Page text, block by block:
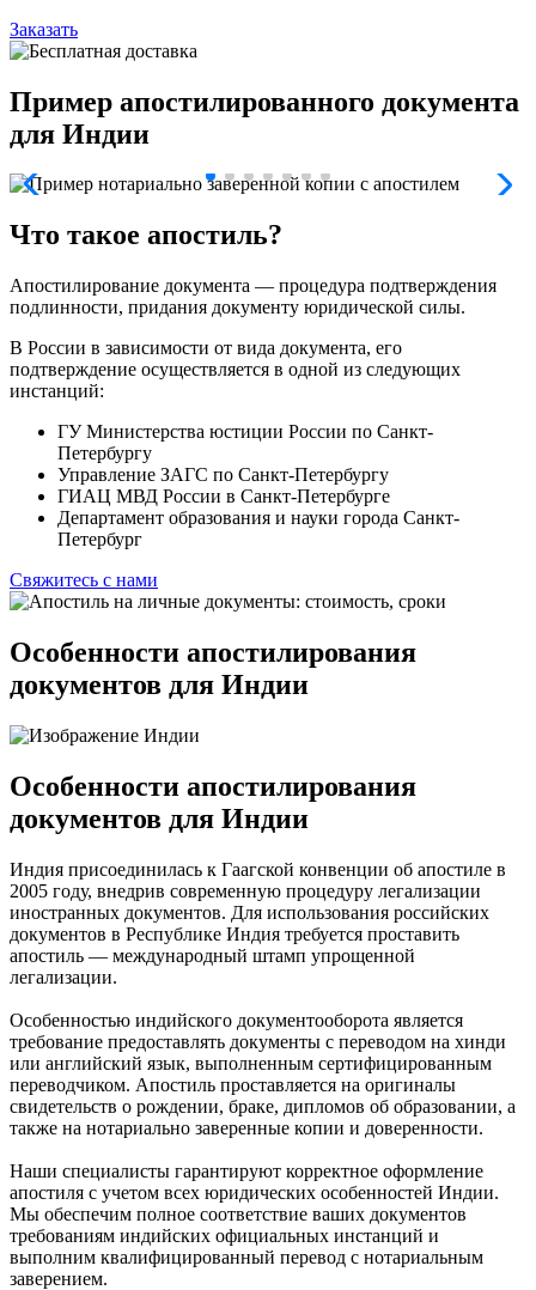
Заказать
Пример апостилированного документа
для Индии
Что такое апостиль?
Апостилирование документа — процедура подтверждения
подлинности, придания документу юридической силы.
В России в зависимости от вида документа, его
подтверждение осуществляется в одной из следующих
инстанций:
ГУ Министерства юстиции России по Санкт-
Петербургу
Управление ЗАГС по Санкт-Петербургу
ГИАЦ МВД России в Санкт-Петербурге
Департамент образования и науки города Санкт-
Петербург
Свяжитесь с нами
Особенности апостилирования
документов для Индии
Особенности апостилирования
документов для Индии
Индия присоединилась к Гаагской конвенции об апостиле в
2005 году, внедрив современную процедуру легализации
иностранных документов. Для использования российских
документов в Республике Индия требуется проставить
апостиль — международный штамп упрощенной
легализации.
Особенностью индийского документооборота является
требование предоставлять документы с переводом на хинди
или английский язык, выполненным сертифицированным
переводчиком. Апостиль проставляется на оригиналы
свидетельств о рождении, браке, дипломов об образовании, а
также на нотариально заверенные копии и доверенности.
Наши специалисты гарантируют корректное оформление
апостиля с учетом всех юридических особенностей Индии.
Мы обеспечим полное соответствие ваших документов
требованиям индийских официальных инстанций и
выполним квалифицированный перевод с нотариальным
заверением.